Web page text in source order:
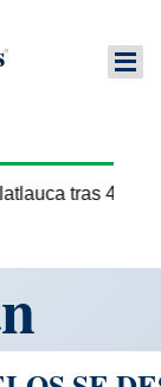
tras 43 años